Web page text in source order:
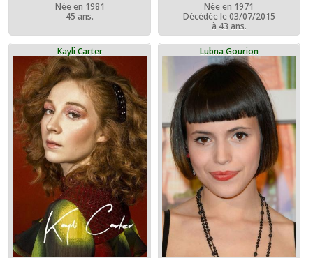
Née en 1981
45 ans.
Née en 1971
Décédée le 03/07/2015
à 43 ans.
Kayli Carter Lubna Gourion